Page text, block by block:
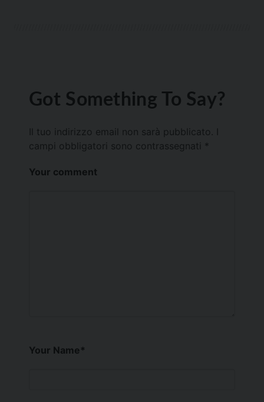
Got Something To Say?
Il tuo indirizzo email non sarà pubblicato.
campi obbligatori sono contrassegnati *
Your comment
Your Name*